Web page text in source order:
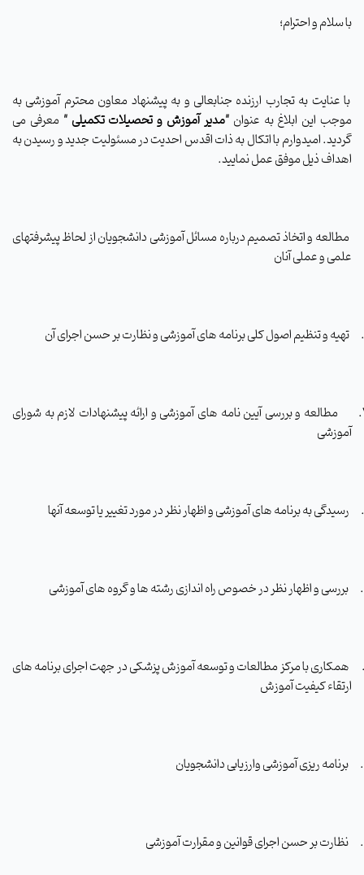
با سلام و احترام؛
با عنایت به تجارب ارزنده جنابعالی و به پیشنهاد معاون محترم آموزشی به
موجب این ابلاغ به عنوان"مدیر آموزش و تحصیلات تکمیلی " معرفی می
گردید. امیدوارم با اتکال به ذات اقدس احدیت در مسئولیت جدید و رسیدن به
اهداف ذیل موفق عمل نمایید.
مطالعه و اتخاذ تصمیم درباره مسائل آموزشی دانشجویان از لحاظ پیشرفتهای
علمی و عملی آنان
تهیه و تنظیم اصول کلی برنامه های آموزشی و نظارت بر حسن اجرای آن
مطالعه و بررسی آیین نامه های آموزشی و ارائه پیشنهادات لازم به شورای
آموزشی
رسیدگی به برنامه های آموزشی و اظهار نظر در مورد تغییر یا توسعه آنها
بررسی و اظهار نظر در خصوص راه اندازی رشته ها و گروه های آموزشی
همکاری با مرکز مطالعات و توسعه آموزش پزشکی در جهت اجرای برنامه های
ارتقاء کیفیت آموزش
برنامه ریزی آموزشی وارزیابی دانشجویان
نظارت بر حسن اجرای قوانین و مقرارت آموزشی